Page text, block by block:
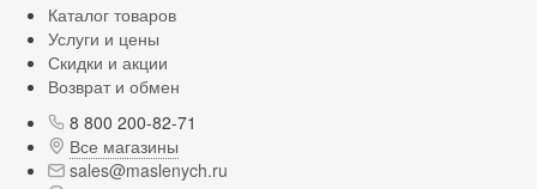
Каталог товаров
Услуги и цены
Скидки и акции
Возврат и обмен
8 800 200-82-71
Все магазины
sales@maslenych.ru